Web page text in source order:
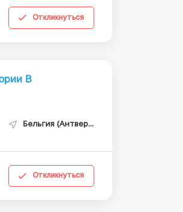
Откликнуться
В
Бельгия (Антверпен)
Откликнуться